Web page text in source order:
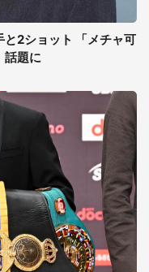
2ショット 「メチャ可
話題に